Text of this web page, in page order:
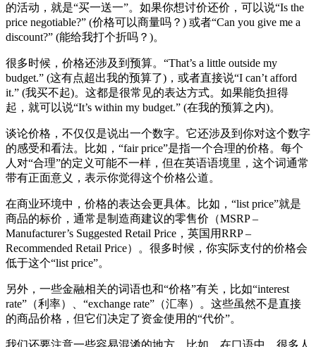
的活动，就是“买一送一”。如果你想讨价还价，可以说“Is the
price negotiable?” (价格可以商量吗？) 或者“Can you give me a
discount?” (能给我打个折吗？)。
很多时候，价格还涉及到预算。“That’s a little outside my
budget.” (这有点超出我的预算了)，或者直接说“I can’t afford
it.” (我买不起)。这都是很常见的表达方式。如果能负担得
起，就可以说“It’s within my budget.” (在我的预算之内)。
谈论价格，不仅仅是说出一个数字。它还涉及到你对这个数字
的感受和看法。比如，“fair price”是指一个合理的价格。每个
人对“合理”的定义可能不一样，但在英语语境里，这个词通常
带有正面意义，表示你觉得这个价格公道。
在商业环境中，价格的表达会更具体。比如，“list price”就是
商品的标价，通常是制造商建议的零售价（MSRP –
Manufacturer’s Suggested Retail Price，英国用RRP –
Recommended Retail Price）。很多时候，你实际支付的价格会
低于这个“list price”。
另外，一些金融相关的词语也和“价格”有关，比如“interest
rate”（利率）、“exchange rate”（汇率）。这些虽然不是直接
的商品价格，但它们决定了资金使用的“代价”。
我们还要注意一些容易混淆的地方。比如，在口语中，很多人